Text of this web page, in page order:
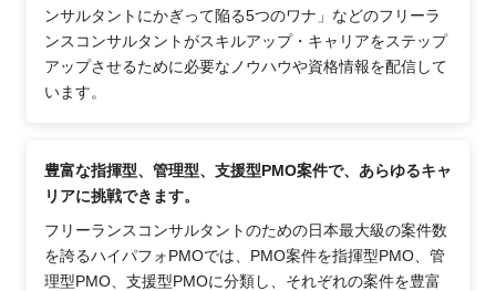
ンサルタントにかぎって陥る5つのワナ」などのフリーラ
ンスコンサルタントがスキルアップ・キャリアをステップ
アップさせるために必要なノウハウや資格情報を配信して
います。
豊富な指揮型、管理型、支援型PMO案件で、あらゆるキャ
リアに挑戦できます。
フリーランスコンサルタントのための日本最大級の案件数
を誇るハイパフォPMOでは、PMO案件を指揮型PMO、管
理型PMO、支援型PMOに分類し、それぞれの案件を豊富